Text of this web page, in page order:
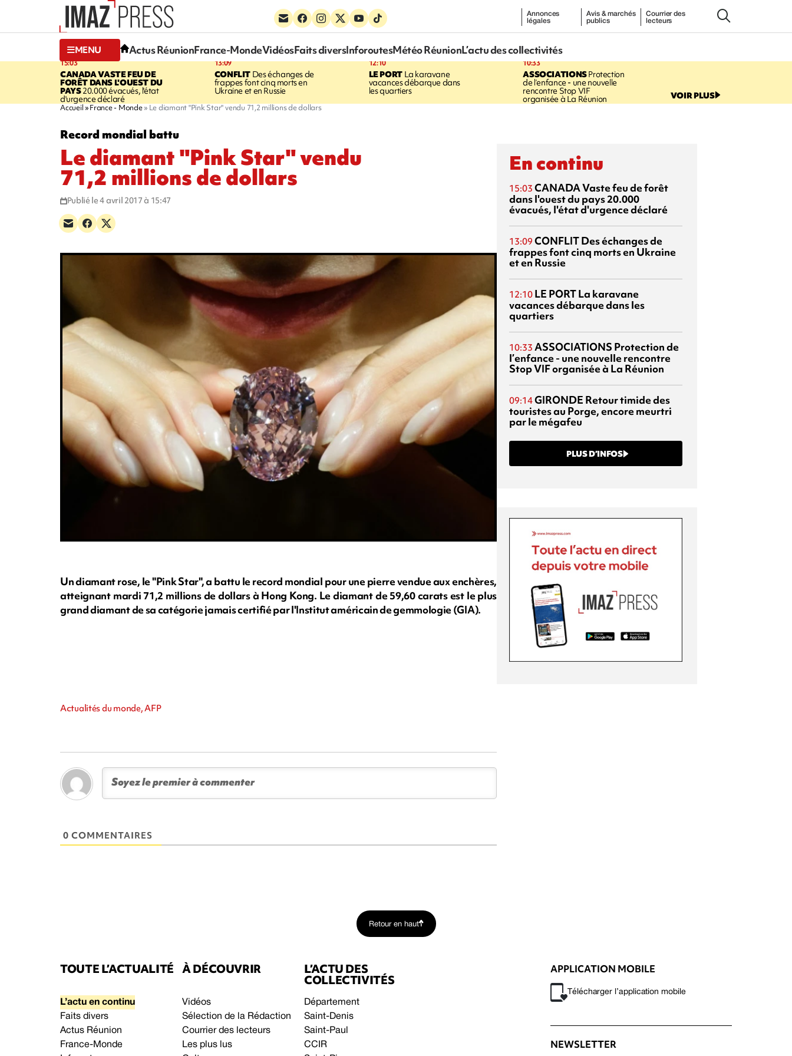
Annonces
légales
Avis & marchés
publics
Courrier des
lecteurs
MENU Actus RéunionFrance-MondeVidéosFaits diversInforoutesMétéo RéunionL’actu des collectivités
15:03
CANADAVASTE FEU DE
FORÊT DANS L'OUEST DU
PAYS20.000 évacués, l'état
d'urgence déclaré
13:09
CONFLIT Des échanges de
frappes font cinq morts en
Ukraine et en Russie
12:10
LE PORTLa karavane
vacances débarque dans
les quartiers
10:33
ASSOCIATIONSProtection
de l’enfance - une nouvelle
rencontre Stop VIF
organisée à La Réunion VOIR PLUS
Accueil France - Monde Le diamant "Pink Star" vendu 71,2 millions de dollars
Record mondial battu
Le diamant "Pink Star" vendu
71,2 millions de dollars
Publié le 4 avril 2017 à 15:47
Un diamant rose, le "Pink Star", a battu le record mondial pour une pierre vendue aux enchères,
atteignant mardi 71,2 millions de dollars à Hong Kong. Le diamant de 59,60 carats est le plus
grand diamant de sa catégorie jamais certifié par l'Institut américain de gemmologie (GIA).
Actualités du monde, AFP
0 COMMENTAIRES
En continu
15:03 CANADAVaste feu de forêt
dans l'ouest du pays20.000
évacués, l'état d'urgence déclaré
13:09 CONFLITDes échanges de
frappes font cinq morts en Ukraine
et en Russie
12:10 LE PORTLa karavane
vacances débarque dans les
quartiers
10:33 ASSOCIATIONS Protection de
l’enfance - une nouvelle rencontre
Stop VIF organisée à La Réunion
09:14GIRONDE Retour timide des
touristes au Porge, encore meurtri
par le mégafeu
PLUS D’INFOS
Retour en haut
TOUTE L’ACTUALITÉ
L’actu en continu
Faits divers
Actus Réunion
France-Monde
À DÉCOUVRIR
Vidéos
Sélection de la Rédaction
Courrier des lecteurs
Les plus lus
L’ACTU DES
COLLECTIVITÉS
Département
Saint-Denis
Saint-Paul
CCIR
APPLICATION MOBILE
Télécharger l’application mobile
NEWSLETTER